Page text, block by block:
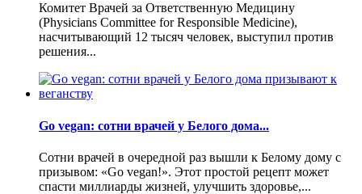
Комитет Врачей за Ответственную Медицину
(Physicians Committee for Responsible Medicine),
насчитывающий 12 тысяч человек, выступил против
решения...
Go vegan: сотни врачей у Белого дома...
Сотни врачей в очередной раз вышли к Белому дому с
призывом: «Go vegan!». Этот простой рецепт может
спасти миллиарды жизней, улучшить здоровье,...